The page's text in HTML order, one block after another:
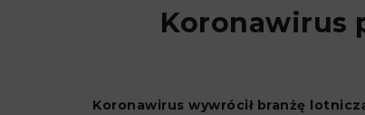
Koronawirus
Koronawirus wywrócił branżę